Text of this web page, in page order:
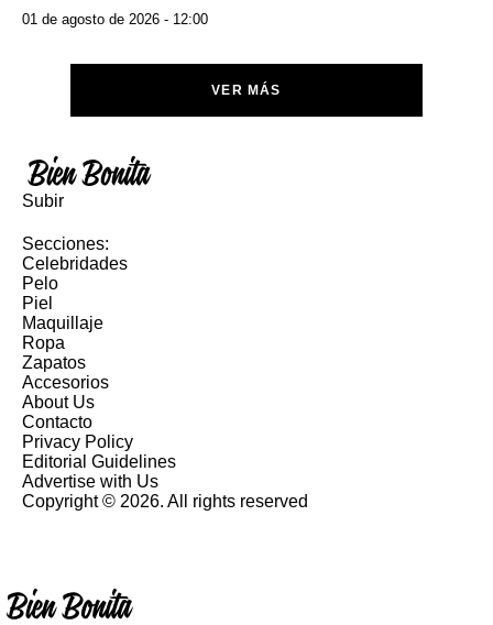
01 de agosto de 2026 - 12:00
VER MÁS
Subir
Secciones:
Celebridades
Pelo
Piel
Maquillaje
Ropa
Zapatos
Accesorios
About Us
Contacto
Privacy Policy
Editorial Guidelines
Advertise with Us
Copyright © 2026. All rights reserved